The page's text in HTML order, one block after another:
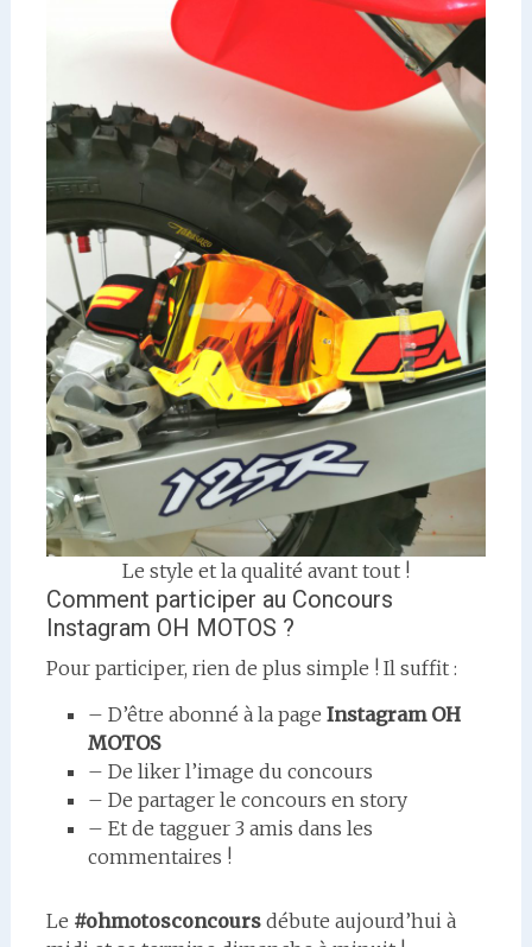
Le style et la qualité avant tout !
Comment participer au Concours
Instagram OH MOTOS ?
Pour participer, rien de plus simple ! Il suffit :
– D’être abonné à la page Instagram OH
MOTOS
– De liker l’image du concours
– De partager le concours en story
– Et de tagguer 3 amis dans les
commentaires !
Le #ohmotosconcoursdébute aujourd’hui à